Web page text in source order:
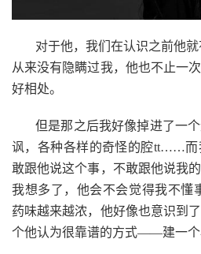
对于他，我们在认识之前他
从来没有隐瞒过我，他也不止一
好相处。
但是那之后我好像掉进了一
讽，各种各样的奇怪的腔tt……而
敢跟他说这个事，不敢跟他说我
我想多了，他会不会觉得我不懂
药味越来越浓，他好像也意识到
个他认为很靠谱的方式——建一个